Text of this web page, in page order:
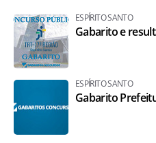
ESPÍRITO SANTO
Gabarito e
ESPÍRITO SANTO
Gabarito